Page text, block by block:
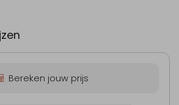
Bereken jouw prijs